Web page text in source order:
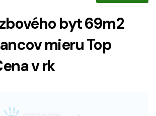
byt 69m2
mieru Top
v rk